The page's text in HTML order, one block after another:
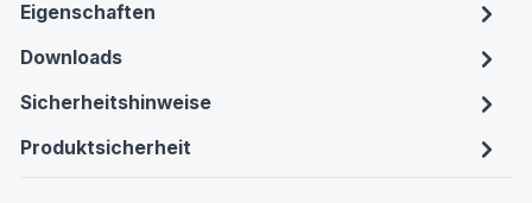
Eigenschaften
Downloads
Sicherheitshinweise
Produktsicherheit